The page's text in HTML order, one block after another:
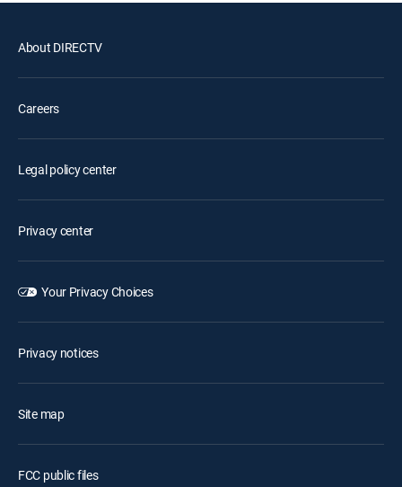
About DIRECTV
Careers
Legal policy center
Privacy center
Your Privacy Choices
Privacy notices
Site map
FCC public files